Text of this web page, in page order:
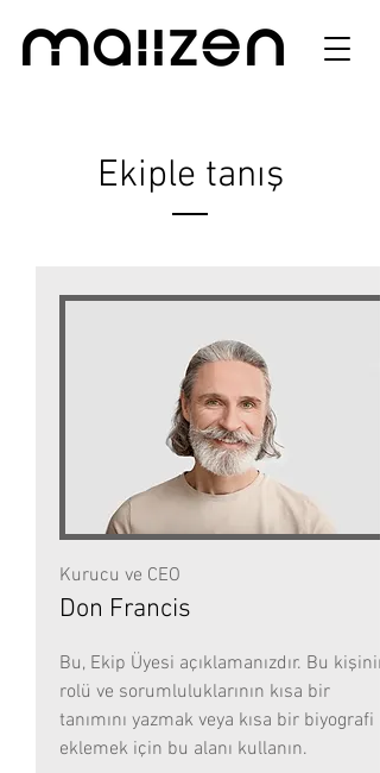
Ekiple tanış
Kurucu ve CEO
Don Francis
Bu, Ekip Üyesi açıklamanızdır. Bu kişinin
rolü ve sorumluluklarının kısa bir
tanımını yazmak veya kısa bir biyografi
eklemek için bu alanı kullanın.